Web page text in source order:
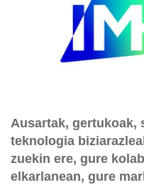
Ausartak, gertukoak,
teknologia
zuekin ere, gure
elkarlanean, gure